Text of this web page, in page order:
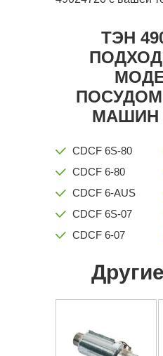
ТЭН
МАШИН
CDCF 6S-80
CDCF 6-80
CDCF 6-AUS
CDCF 6S-07
CDCF 6-07